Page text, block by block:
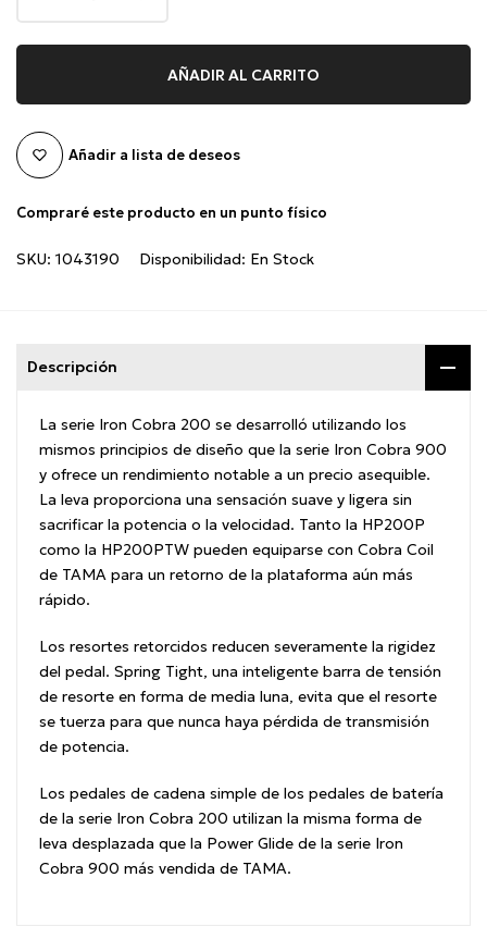
AÑADIR AL CARRITO
Añadir a lista de deseos
Compraré este producto en un punto físico
SKU: 1043190 Disponibilidad: En Stock
Descripción
La serie Iron Cobra 200 se desarrolló utilizando los
mismos principios de diseño que la serie Iron Cobra 900
y ofrece un rendimiento notable a un precio asequible.
La leva proporciona una sensación suave y ligera sin
sacrificar la potencia o la velocidad. Tanto la HP200P
como la HP200PTW pueden equiparse con Cobra Coil
de TAMA para un retorno de la plataforma aún más
rápido.
Los resortes retorcidos reducen severamente la rigidez
del pedal. Spring Tight, una inteligente barra de tensión
de resorte en forma de media luna, evita que el resorte
se tuerza para que nunca haya pérdida de transmisión
de potencia.
Los pedales de cadena simple de los pedales de batería
de la serie Iron Cobra 200 utilizan la misma forma de
leva desplazada que la Power Glide de la serie Iron
Cobra 900 más vendida de TAMA.